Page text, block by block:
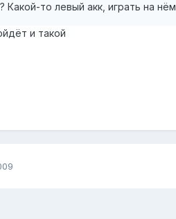
Какой-то левый акк, играть на
и такой